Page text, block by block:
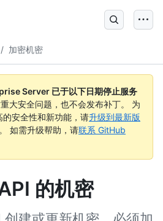
/ 加密机密
Server 已于以下日期停止服务
大安全问题，也不会发布补丁。 为
安全性和新功能，请升级到最新版
。 如需升级帮助，请联系 GitHub
的机密